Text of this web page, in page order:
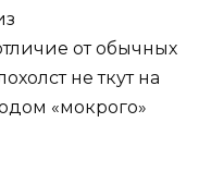
от обычных
не ткут на
«мокрого»